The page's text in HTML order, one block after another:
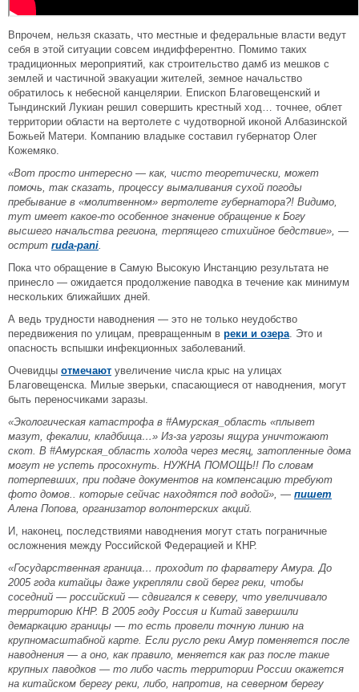
Впрочем, нельзя сказать, что местные и федеральные власти ведут
себя в этой ситуации совсем индифферентно. Помимо таких
традиционных мероприятий, как строительство дамб из мешков с
землей и частичной эвакуации жителей, земное начальство
обратилось к небесной канцелярии. Епископ Благовещенский и
Тындинский Лукиан решил совершить крестный ход… точнее, облет
территории области на вертолете с чудотворной иконой Албазинской
Божьей Матери. Компанию владыке составил губернатор Олег
Кожемяко.
«Вот просто интересно — как, чисто теоретически, может
помочь, так сказать, процессу вымаливания сухой погоды
пребывание в «молитвенном» вертолете губернатора?! Видимо,
тут имеет какое-то особенное значение обращение к Богу
высшего начальства региона, терпящего стихийное бедствие», —
острит ruda-pani.
Пока что обращение в Самую Высокую Инстанцию результата не
принесло — ожидается продолжение паводка в течение как минимум
нескольких ближайших дней.
А ведь трудности наводнения — это не только неудобство
передвижения по улицам, превращенным в реки и озера. Это и
опасность вспышки инфекционных заболеваний.
Очевидцы отмечают увеличение числа крыс на улицах
Благовещенска. Милые зверьки, спасающиеся от наводнения, могут
быть переносчиками заразы.
«Экологическая катастрофа в #Амурская_область «плывет
мазут, фекалии, кладбища…» Из-за угрозы ящура уничтожают
скот. В #Амурская_область холода через месяц, затопленные дома
могут не успеть просохнуть. НУЖНА ПОМОЩЬ!! По словам
потерпевших, при подаче документов на компенсацию требуют
фото домов.. которые сейчас находятся под водой», — пишет
Алена Попова, организатор волонтерских акций.
И, наконец, последствиями наводнения могут стать пограничные
осложнения между Российской Федерацией и КНР.
«Государственная граница… проходит по фарватеру Амура. До
2005 года китайцы даже укрепляли свой берег реки, чтобы
соседний — российский — сдвигался к северу, что увеличивало
территорию КНР. В 2005 году Россия и Китай завершили
демаркацию границы — то есть провели точную линию на
крупномасштабной карте. Если русло реки Амур поменяется после
наводнения — а оно, как правило, меняется как раз после такие
крупных паводков — то либо часть территории России окажется
на китайском берегу реки, либо, напротив, на северном берегу